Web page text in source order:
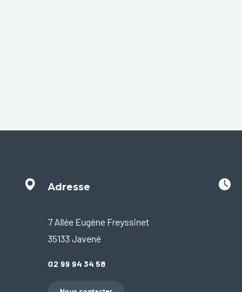
Adresse
7 Allée Eugène Freyssinet
35133 Javené
02 99 94 34 58